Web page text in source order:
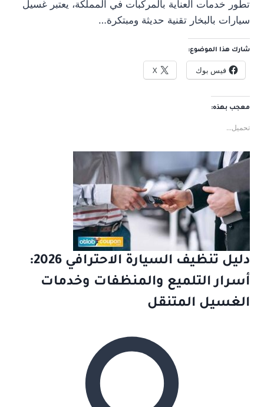
تطور خدمات العناية بالمركبات في المملكة، يعتبر غسيل
سيارات بالبخار تقنية حديثة ومبتكرة…
شارك هذا الموضوع:
فيس بوك X
معجب بهذه:
تحميل...
دليل تنظيف السيارة الاحترافي 2026:
أسرار التلميع والمنظفات وخدمات
الغسيل المتنقل